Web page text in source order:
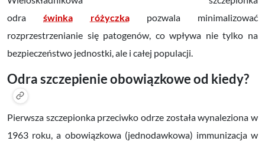
odraświnka różyczka
pozwala minimalizować
rozprzestrzenianie się patogenów, co wpływa nie tylko na
bezpieczeństwo jednostki, ale i całej populacji.
Odra szczepienie obowiązkowe od kiedy?
Pierwsza szczepionka przeciwko odrze została wynaleziona w
1963 roku, a obowiązkowa (jednodawkowa) immunizacja w